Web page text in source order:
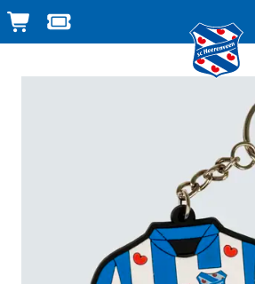
WINKELWAGEN
TICKETSHOP